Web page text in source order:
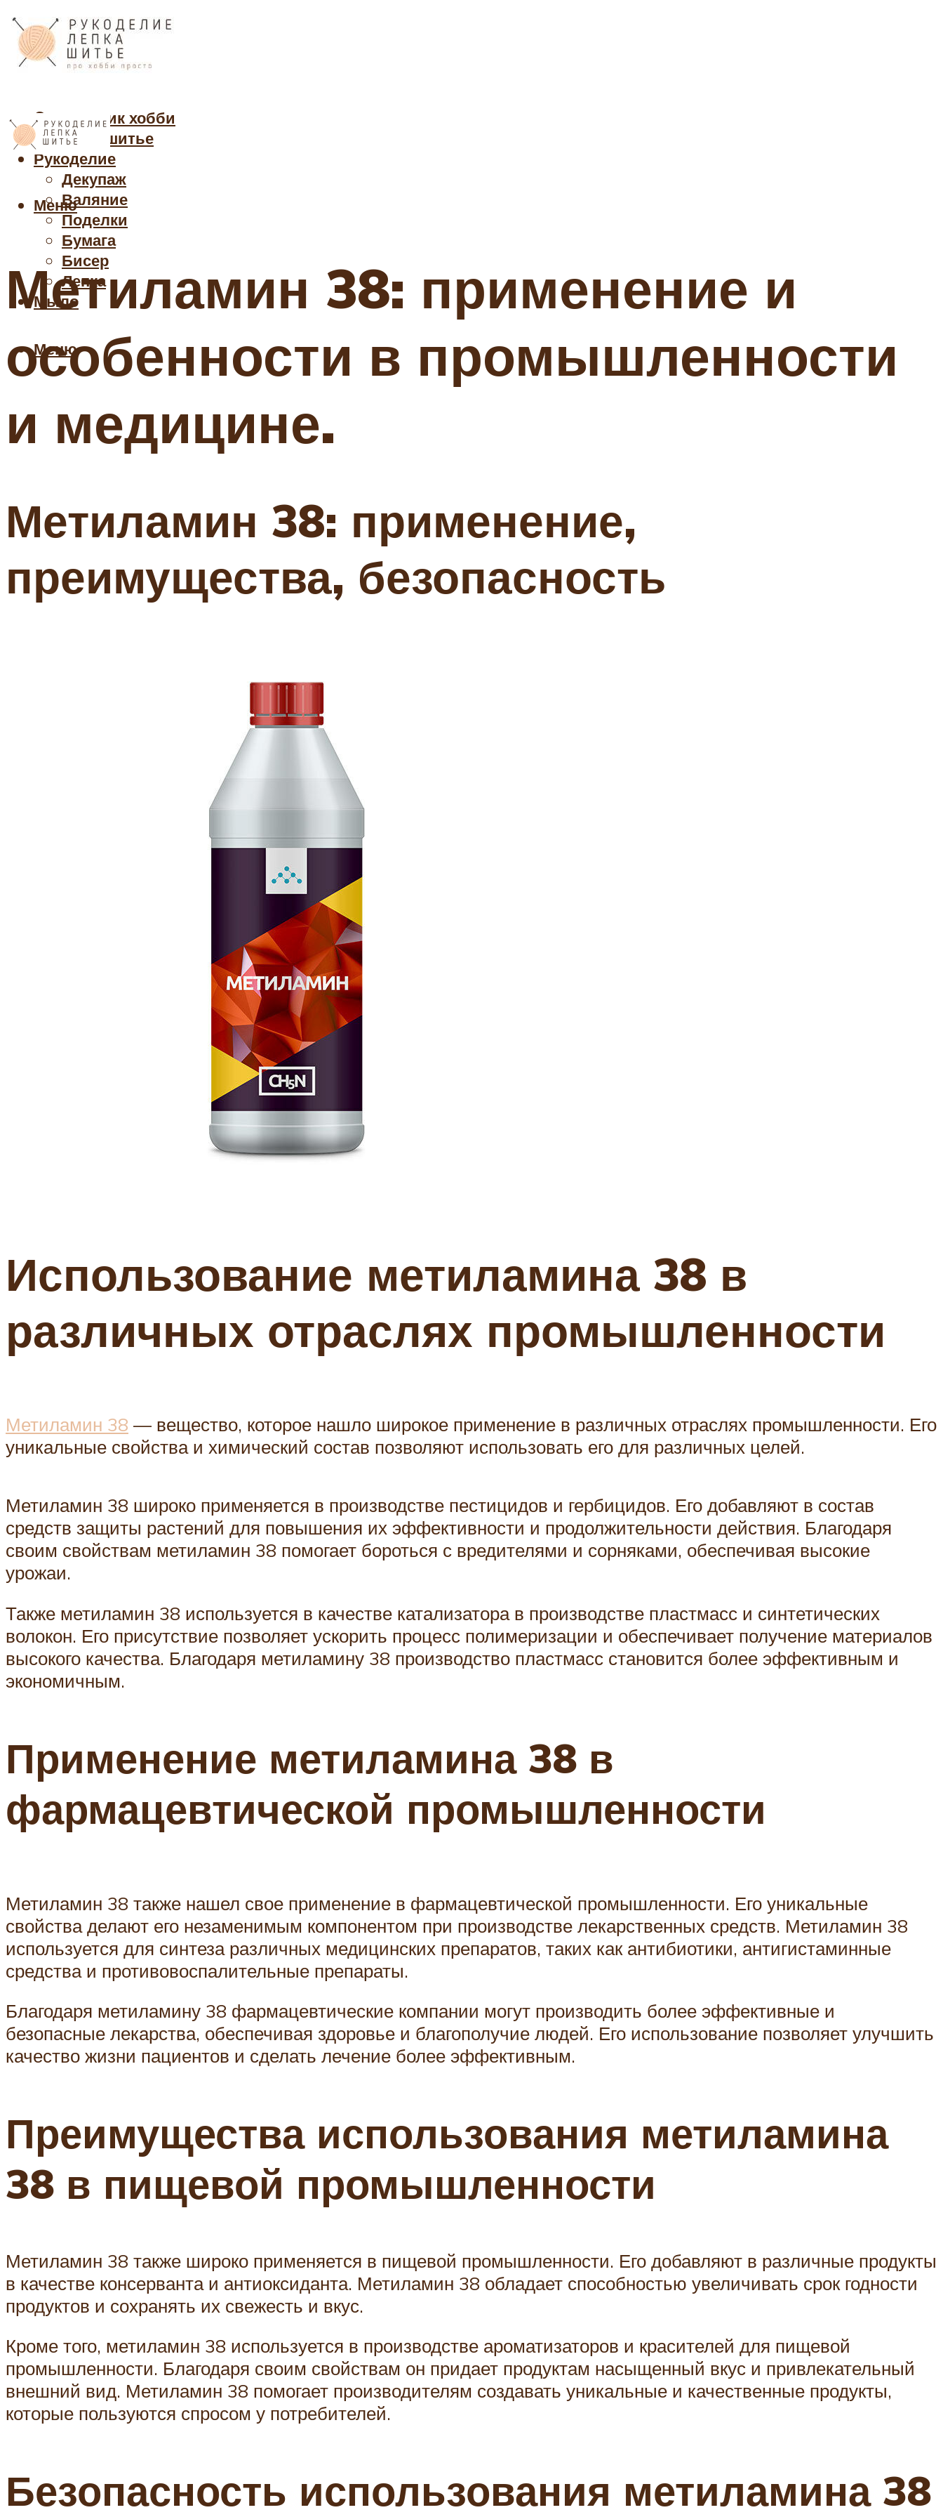
Cправочник хобби
Кройка и шитье
Рукоделие
Декупаж
Валяние
Поделки
Бумага
Бисер
Лепка
Мыло
Меню
Меню
Метиламин 38: применение и
особенности в промышленности
и медицине.
Метиламин 38: применение,
преимущества, безопасность
Использование метиламина 38 в
различных отраслях промышленности
Метиламин 38 — вещество, которое нашло широкое применение в различных отраслях промышленности. Его
уникальные свойства и химический состав позволяют использовать его для различных целей.
Метиламин 38 широко применяется в производстве пестицидов и гербицидов. Его добавляют в состав
средств защиты растений для повышения их эффективности и продолжительности действия. Благодаря
своим свойствам метиламин 38 помогает бороться с вредителями и сорняками, обеспечивая высокие
урожаи.
Также метиламин 38 используется в качестве катализатора в производстве пластмасс и синтетических
волокон. Его присутствие позволяет ускорить процесс полимеризации и обеспечивает получение материалов
высокого качества. Благодаря метиламину 38 производство пластмасс становится более эффективным и
экономичным.
Применение метиламина 38 в
фармацевтической промышленности
Метиламин 38 также нашел свое применение в фармацевтической промышленности. Его уникальные
свойства делают его незаменимым компонентом при производстве лекарственных средств. Метиламин 38
используется для синтеза различных медицинских препаратов, таких как антибиотики, антигистаминные
средства и противовоспалительные препараты.
Благодаря метиламину 38 фармацевтические компании могут производить более эффективные и
безопасные лекарства, обеспечивая здоровье и благополучие людей. Его использование позволяет улучшить
качество жизни пациентов и сделать лечение более эффективным.
Преимущества использования метиламина
38 в пищевой промышленности
Метиламин 38 также широко применяется в пищевой промышленности. Его добавляют в различные продукты
в качестве консерванта и антиоксиданта. Метиламин 38 обладает способностью увеличивать срок годности
продуктов и сохранять их свежесть и вкус.
Кроме того, метиламин 38 используется в производстве ароматизаторов и красителей для пищевой
промышленности. Благодаря своим свойствам он придает продуктам насыщенный вкус и привлекательный
внешний вид. Метиламин 38 помогает производителям создавать уникальные и качественные продукты,
которые пользуются спросом у потребителей.
Безопасность использования метиламина 38